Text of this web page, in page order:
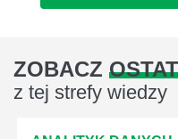
ZOBACZ
z tej strefy wiedzy